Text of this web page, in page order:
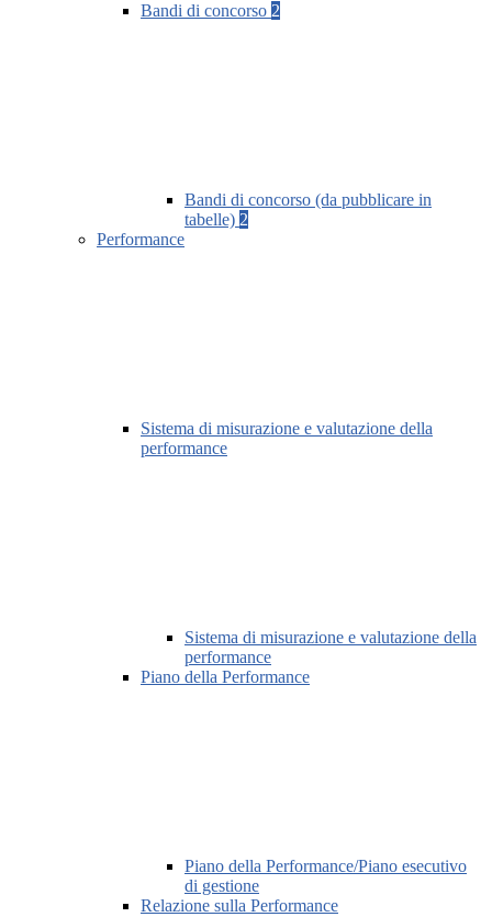
Bandi di concorso 2
Bandi di concorso (da pubblicare in
tabelle) 2
Performance
Sistema di misurazione e valutazione della
performance
Sistema di misurazione e valutazione della
performance
Piano della Performance
Piano della Performance/Piano esecutivo
di gestione
Relazione sulla Performance